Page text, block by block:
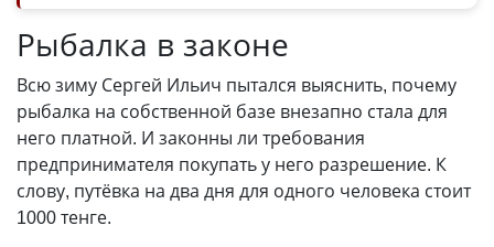
Рыбалка в законе
Всю зиму Сергей Ильич пытался выяснить, почему
рыбалка на собственной базе внезапно стала для
него платной. И законны ли требования
предпринимателя покупать у него разрешение. К
слову, путёвка на два дня для одного человека стоит
1000 тенге.